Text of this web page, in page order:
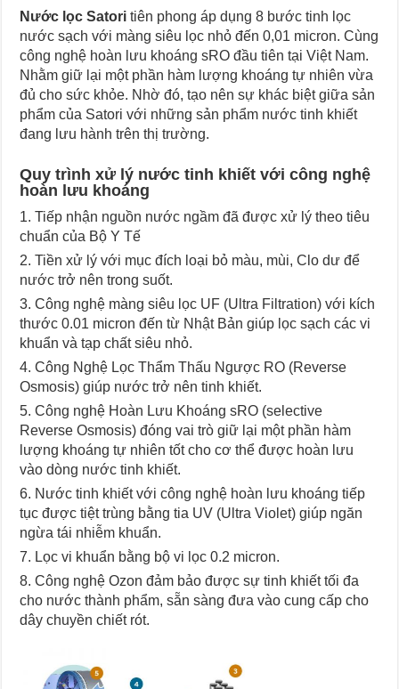
Nước lọc Satori tiên phong áp dụng 8 bước tinh lọc
nước sạch với màng siêu lọc nhỏ đến 0,01 micron. Cùng
công nghệ hoàn lưu khoáng sRO đầu tiên tại Việt Nam.
Nhằm giữ lại một phần hàm lượng khoáng tự nhiên vừa
đủ cho sức khỏe. Nhờ đó, tạo nên sự khác biệt giữa sản
phẩm của Satori với những sản phẩm nước tinh khiết
đang lưu hành trên thị trường.
Quy trình xử lý nước tinh khiết với công nghệ
hoàn lưu khoáng
Tiếp nhận nguồn nước ngầm đã được xử lý theo tiêu
chuẩn của Bộ Y Tế
Tiền xử lý với mục đích loại bỏ màu, mùi, Clo dư để
nước trở nên trong suốt.
Công nghệ màng siêu lọc UF (Ultra Filtration) với kích
thước 0.01 micron đến từ Nhật Bản giúp lọc sạch các vi
khuẩn và tạp chất siêu nhỏ.
Công Nghệ Lọc Thẩm Thấu Ngược RO (Reverse
Osmosis) giúp nước trở nên tinh khiết.
Công nghệ Hoàn Lưu Khoáng sRO (selective
Reverse Osmosis) đóng vai trò giữ lại một phần hàm
lượng khoáng tự nhiên tốt cho cơ thể được hoàn lưu
vào dòng nước tinh khiết.
Nước tinh khiết với công nghệ hoàn lưu khoáng tiếp
tục được tiệt trùng bằng tia UV (Ultra Violet) giúp ngăn
ngừa tái nhiễm khuẩn.
Lọc vi khuẩn bằng bộ vi lọc 0.2 micron.
Công nghệ Ozon đảm bảo được sự tinh khiết tối đa
cho nước thành phẩm, sẵn sàng đưa vào cung cấp cho
dây chuyền chiết rót.